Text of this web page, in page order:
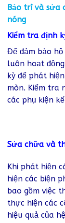
Bảo trì và sửa
nóng
Kiểm tra định
Để đảm bảo
luôn hoạt
kỳ để phát
mòn. Kiểm tra
các phụ kiện
Sửa chữa và
Khi phát hiện
hiện các biện
bao gồm việc
thực hiện các
hiệu quả của